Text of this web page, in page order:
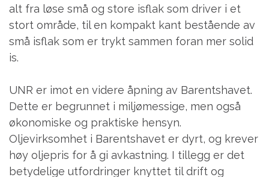
alt fra løse små og store isflak som driver i et
stort område, til en kompakt kant bestående av
små isflak som er trykt sammen foran mer solid
is.
UNR er imot en videre åpning av Barentshavet.
Dette er begrunnet i miljømessige, men også
økonomiske og praktiske hensyn.
Oljevirksomhet i Barentshavet er dyrt, og krever
høy oljepris for å gi avkastning. I tillegg er det
betydelige utfordringer knyttet til drift og